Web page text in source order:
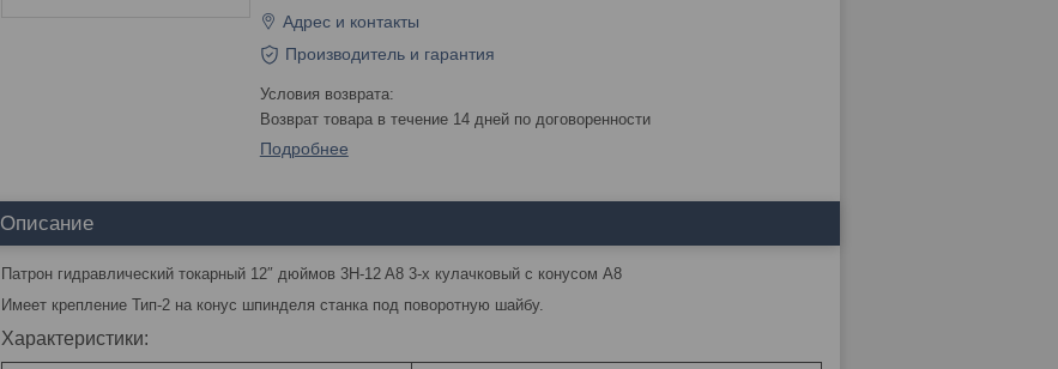
Адрес и контакты
Производитель и гарантия
возврат товара в течение 14 дней по договоренности
Подробнее
Описание
Патрон гидравлический токарный 12″ дюймов 3H-12 A8 3-x кулачковый с конусом А8
Имеет крепление Тип-2 на конус шпинделя станка под поворотную шайбу.
Характеристики: